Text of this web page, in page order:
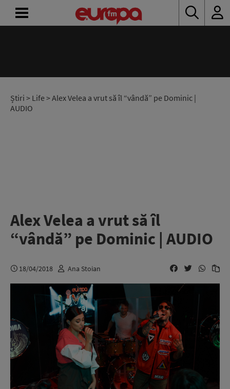
Știri > Life> Alex Velea a vrut să îl “vândă” pe Dominic |
AUDIO
Alex Velea a vrut să îl
“vândă” pe Dominic | AUDIO
18/04/2018 Ana Stoian
RADIO